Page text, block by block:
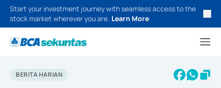
Start your investment journey with seamless access to the
stock market wherever you are. Learn More
BERITA HARIAN